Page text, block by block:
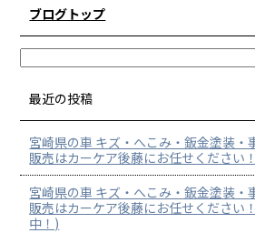
ブログトップ
最近の投稿
宮崎県の車 キズ・へこみ・鈑金塗装・
販売はカーケア後藤にお任せください
宮崎県の車 キズ・へこみ・鈑金塗装・
販売はカーケア後藤にお任せください
中！)